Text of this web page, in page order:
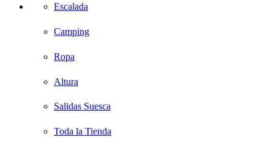
Escalada
Camping
Ropa
Altura
Salidas Suesca
Toda la Tienda